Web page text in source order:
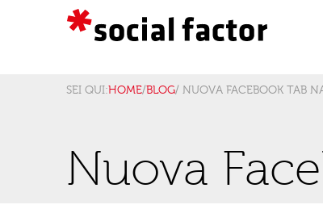
SEI QUI:HOME/BLOG/ NUOVA FACEBOOK TAB
Nuova